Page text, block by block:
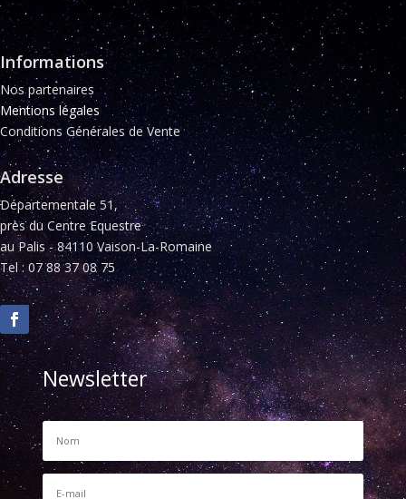
Informations
Nos partenaires
Mentions légales
Conditions Générales de Vente
Adresse
Départementale 51,
près du Centre Equestre
au Palis - 84110 Vaison-La-Romaine
Tel : 07 88 37 08 75
Newsletter